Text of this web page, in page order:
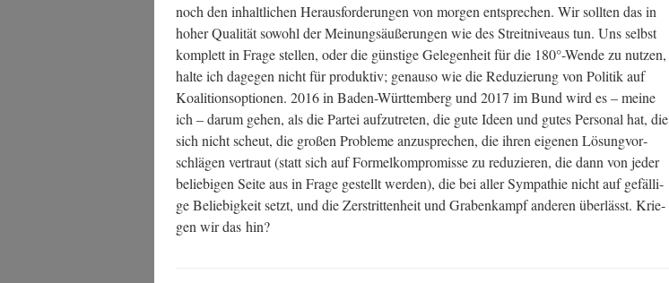
noch den inhalt­li­chen Her­aus­for­de­run­gen von mor­gen ent­spre­chen. Wir soll­ten das in
hoher Qua­li­tät sowohl der Mei­nungs­äu­ße­run­gen wie des Streit­ni­veaus tun. Uns selbst
kom­plett in Fra­ge stel­len, oder die güns­ti­ge Gele­gen­heit für die 180°-Wende zu nut­zen,
hal­te ich dage­gen nicht für pro­duk­tiv; genau­so wie die Redu­zie­rung von Poli­tik auf
Koali­ti­ons­op­tio­nen. 2016 in Baden-Würt­tem­berg und 2017 im Bund wird es – mei­ne
ich – dar­um gehen, als die Par­tei auf­zu­tre­ten, die gute Ideen und gutes Per­so­nal hat, die
sich nicht scheut, die gro­ßen Pro­ble­me anzu­spre­chen, die ihren eige­nen Lösung­vor­
schlä­gen ver­traut (statt sich auf For­mel­kom­pro­mis­se zu redu­zie­ren, die dann von jeder
belie­bi­gen Sei­te aus in Fra­ge gestellt wer­den), die bei aller Sym­pa­thie nicht auf gefäl­li­
ge Belie­big­keit setzt, und die Zer­strit­ten­heit und Gra­ben­kampf ande­ren über­lässt. Krie­
gen wir das hin?